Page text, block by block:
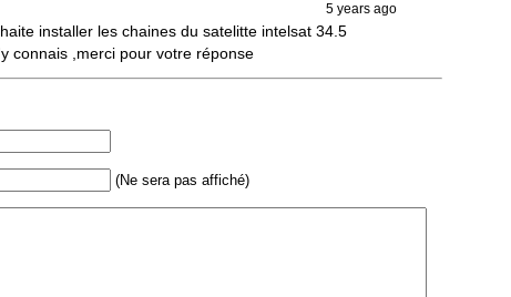
5 years ago
installer les chaines du satelitte intelsat 34.5
connais ,merci pour votre réponse
(Ne sera pas affiché)